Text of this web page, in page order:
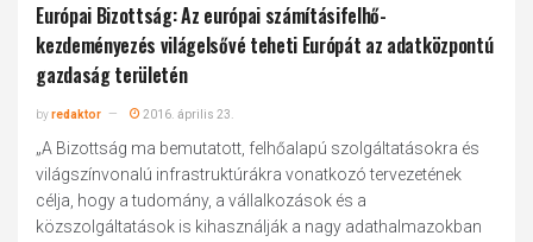
Európai Bizottság: Az európai számításifelhő-
kezdeményezés világelsővé teheti Európát az adatközpontú
gazdaság területén
byredaktor 2016. április 23.
„A Bizottság ma bemutatott, felhőalapú szolgáltatásokra és
világszínvonalú infrastruktúrákra vonatkozó tervezetének
célja, hogy a tudomány, a vállalkozások és a
közszolgáltatások is kihasználják a nagy adathalmazokban